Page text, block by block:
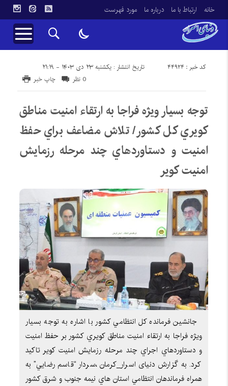
خانه ارتباط با ما درباره ما مورد فهرست
تاریخ انتشار : یکشنبه ۲۳ دی ۱۴۰۳ - ۲۱:۱۹ کد خبر : 44924
چاپ خبر 0 نظر
توجه بسيار ويژه فراجا به ارتقاء امنيت مناطق
کويري کل کشور/ تلاش مضاعف براي حفظ
امنيت و دستاوردهاي چند مرحله رزمايش
امنيت کوير
جانشين فرمانده کل انتظامي کشور با اشاره به توجه بسيار
ويژه فراجا به ارتقاء امنيت مناطق کويري کشور بر حفظ امنيت
و دستاوردهاي اجراي چند مرحله رزمايش امنيت کوير تاکيد
کرد. به گزارش دنیای اسرار_کرمان ،سردار “قاسم رضايي” به
همراه فرماندهان انتظامي استان هاي نيمه جنوب و شرق کشور